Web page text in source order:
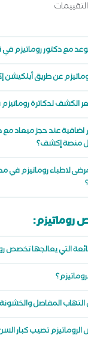
مع دكتور روماتيزم
عن طريق
لدكاترة
عند حجز ميعاد مع
منصة إكشف؟
لاطباء روماتيزم
روماتيزم:
التي يعالجها تخصص
التهاب المفاصل
تصيب كبار